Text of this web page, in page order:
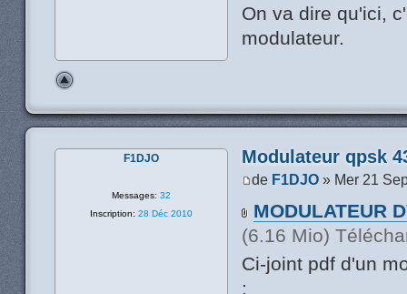
On va dire qu'ici,
modulateur.
Modulateur qpsk
de F1DJO » Mer 21
MODULATEUR
(6.16 Mio)
Ci-joint pdf d'un
:
F1DJO
Messages: 32
Inscription: 28 Déc 2010